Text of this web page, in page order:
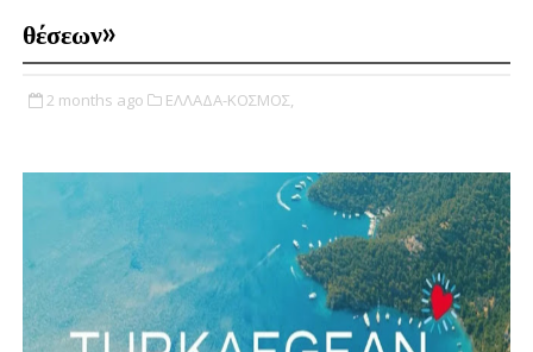
θέσεων»
2 months ago ΕΛΛΑΔΑ-ΚΟΣΜΟΣ,